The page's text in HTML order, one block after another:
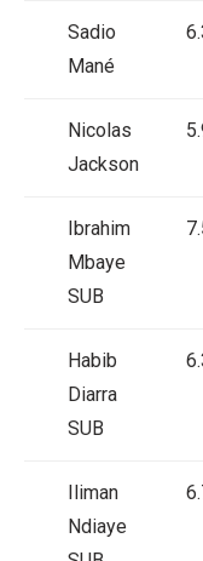
Sadio
Mané
Nicolas
Jackson
Ibrahim
Mbaye
SUB
Habib
Diarra
SUB
Iliman
Ndiaye